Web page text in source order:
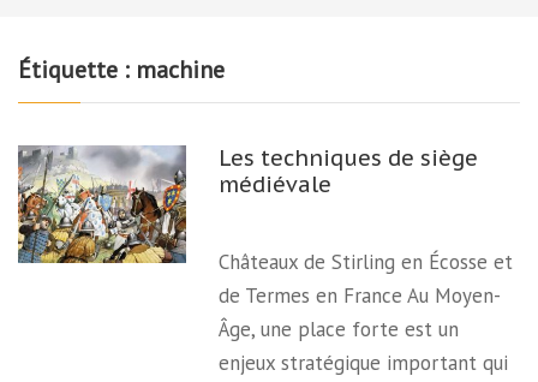
Étiquette : machine
Les techniques de siège
médiévale
Châteaux de Stirling en Écosse et
de Termes en France Au Moyen-
Âge, une place forte est un
enjeux stratégique important qui